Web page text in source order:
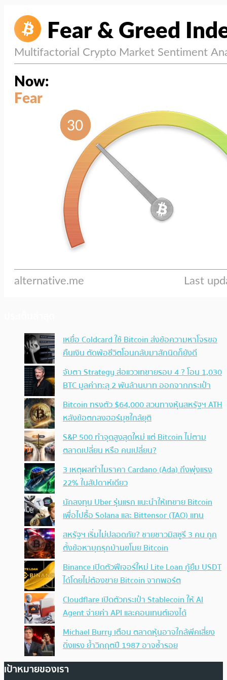
เหยื่อ Coldcard ใช้ Bitcoin ส่งข้อความหาโจรขอ
คืนเงิน ตัดพ้อชีวิตโอนกลับมาสักนิดก็ยังดี
จับตา Strategy ส่อแววเทขายรอบ 4 ? โอน 1,030
BTC มูลค่าทะลุ 2 พันล้านบาท ออกจากกระเป๋า
Bitcoin ทรงตัว $64,000 สวนทางหุ้นสหรัฐฯ ATH
หลังข้อตกลงฮอร์มุซใกล้ยุติ
S&P 500 ทำจุดสูงสุดใหม่ แต่ Bitcoin ไม่ตาม
ตลาดเปลี่ยน หรือ คนเปลี่ยน?
3 เหตุผลทำไมราคา Cardano (Ada) ถึงพุ่งแรง
22% ในสัปดาห์เดียว
นักลงทุน Uber รุ่นแรก แนะนำให้เทขาย Bitcoin
เพื่อไปซื้อ Solana และ Bittensor (TAO) แทน
สหรัฐฯ เริ่มไม่ปลอดภัย? ชายชาวมิสซูรี 3 คน ถูก
ตั้งข้อหาบุกรุกบ้านขโมย Bitcoin
Binance เปิดตัวฟีเจอร์ใหม่ Lite Loan กู้ยืม USDT
ได้โดยไม่ต้องขาย Bitcoin จากพอร์ต
Cloudflare เปิดตัวกระเป๋า Stablecoin ให้ AI
Agent จ่ายค่า API และคอนเทนต์เองได้
Michael Burry เตือน ตลาดหุ้นอาจใกล้พีคเสี่ยง
ดิ่งแรง ย้ำวิกฤตปี 1987 อาจซ้ำรอย
เป้าหมายของเรา